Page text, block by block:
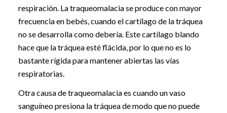
respiración. La traqueomalacia se produce con mayor
frecuencia en bebés, cuando el cartílago de la tráquea
no se desarrolla como debería. Este cartílago blando
hace que la tráquea esté flácida, por lo que no es lo
bastante rígida para mantener abiertas las vías
respiratorias.
Otra causa de traqueomalacia es cuando un vaso
sanguíneo presiona la tráquea de modo que no puede